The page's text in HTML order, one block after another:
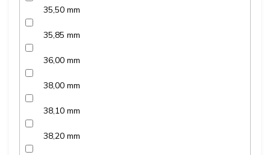
35,50 mm
35,85 mm
36,00 mm
38,00 mm
38,10 mm
38,20 mm